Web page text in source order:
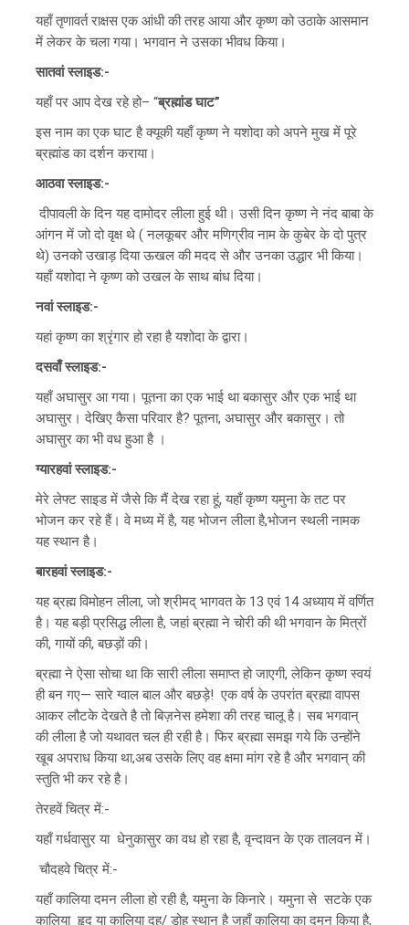
यहाँ तृणावर्त राक्षस एक आंधी की तरह आया और कृष्ण को उठाके आसमान
में लेकर के चला गया। भगवान ने उसका भीवध किया।
सातवां स्लाइड:-
यहाँ पर आप देख रहे हो– “ब्रह्मांड घाट”
इस नाम का एक घाट है क्यूकी यहाँ कृष्ण ने यशोदा को अपने मुख में पूरे
ब्रह्मांड का दर्शन कराया।
आठवा स्लाइड:-
दीपावली के दिन यह दामोदर लीला हुई थी। उसी दिन कृष्ण ने नंद बाबा के
आंगन में जो दो वृक्ष थे ( नलकूबर और मणिग्रीव नाम के कुबेर के दो पुत्र
थे) उनको उखाड़ दिया ऊखल की मदद से और उनका उद्धार भी किया।
यहाँ यशोदा ने कृष्ण को उखल के साथ बांध दिया।
नवां स्लाइड:-
यहां कृष्ण का श्रृंगार हो रहा है यशोदा के द्वारा।
दसवाँ स्लाइड:-
यहाँ अघासुर आ गया। पूतना का एक भाई था बकासुर और एक भाई था
अघासुर। देखिए कैसा परिवार है? पूतना, अघासुर और बकासुर। तो
अघासुर का भी वध हुआ है ।
ग्यारहवां स्लाइड:-
मेरे लेफ्ट साइड में जैसे कि मैं देख रहा हूं, यहाँ कृष्ण यमुना के तट पर
भोजन कर रहे हैं। वे मध्य में है, यह भोजन लीला है,भोजन स्थली नामक
यह स्थान है।
बारहवां स्लाइड:-
यह ब्रह्म विमोहन लीला, जो श्रीमद् भागवत के 13 एवं 14 अध्याय में वर्णित
है। यह बड़ी प्रसिद्ध लीला है, जहां ब्रह्मा ने चोरी की थी भगवान के मित्रों
की, गायों की, बछड़ों की।
ब्रह्मा ने ऐसा सोचा था कि सारी लीला समाप्त हो जाएगी, लेकिन कृष्ण स्वयं
ही बन गए— सारे ग्वाल बाल और बछड़े! एक वर्ष के उपरांत ब्रह्मा वापस
आकर लौटके देखते है तो बिज़नेस हमेशा की तरह चालू है। सब भगवान्
की लीला है जो यथावत चल ही रही है। फिर ब्रह्मा समझ गये कि उन्होंने
खूब अपराध किया था,अब उसके लिए वह क्षमा मांग रहे है और भगवान् की
स्तुति भी कर रहे है।
तेरहवें चित्र में:-
यहाँ गर्धवासुर या धेनुकासुर का वध हो रहा है, वृन्दावन के एक तालवन में।
चौदहवे चित्र में:-
यहाँ कालिया दमन लीला हो रही है, यमुना के किनारे। यमुना से सटके एक
कालिया हृद् या कालिया दह/ डोह स्थान है जहाँ कालिया का दमन किया है,